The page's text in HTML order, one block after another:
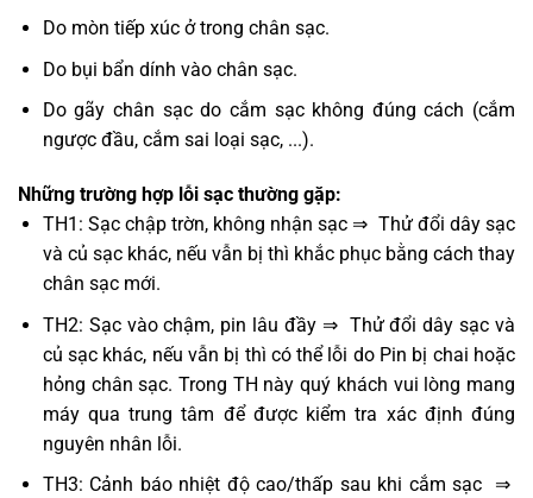
Do mòn tiếp xúc ở trong chân sạc.
Do bụi bẩn dính vào chân sạc.
Do gãy chân sạc do cắm sạc không đúng cách (cắm
ngược đầu, cắm sai loại sạc, ...).
Những trường hợp lỗi sạc thường gặp:
TH1: Sạc chập trờn, không nhận sạc ⇒ Thử đổi dây sạc
và củ sạc khác, nếu vẫn bị thì khắc phục bằng cách thay
chân sạc mới.
TH2: Sạc vào chậm, pin lâu đầy ⇒ Thử đổi dây sạc và
củ sạc khác, nếu vẫn bị thì có thể lỗi do Pin bị chai hoặc
hỏng chân sạc. Trong TH này quý khách vui lòng mang
máy qua trung tâm để được kiểm tra xác định đúng
nguyên nhân lỗi.
TH3: Cảnh báo nhiệt độ cao/thấp sau khi cắm sạc ⇒